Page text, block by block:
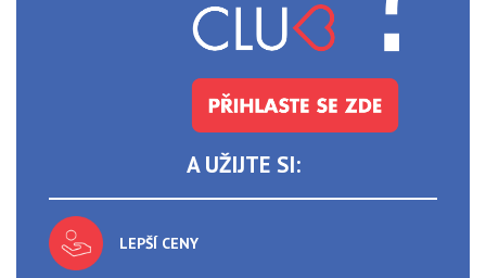
A UŽIJTE SI:
LEPŠÍ CENY